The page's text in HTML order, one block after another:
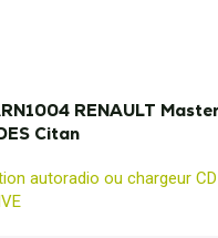
RENAULT
Citan
autoradio ou chargeur CD